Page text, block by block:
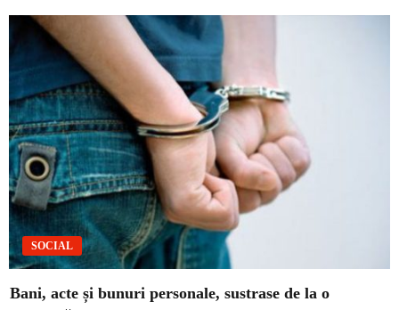
SOCIAL
Bani, acte și bunuri personale, sustrase de la o